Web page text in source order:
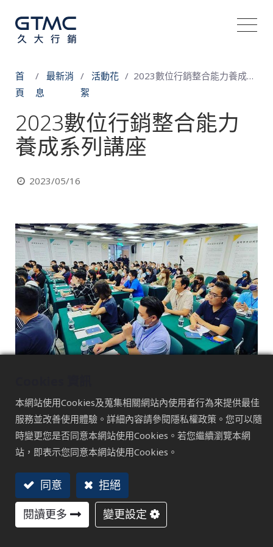
首
頁
最新消
息
活動花
絮
2023數位行銷整合能力養成系列講座
2023數位行銷整合能力
養成系列講座
2023/05/16
本網站使用Cookies及蒐集相關網站內使用者行為來提供最佳
服務並改善使用體驗。詳細內容請參閱隱私權政策。您可以隨
時變更您是否同意本網站使用Cookies。若您繼續瀏覽本網
站，即表示您同意本網站使用Cookies。
同意
拒絕
閱讀更多
變更設定